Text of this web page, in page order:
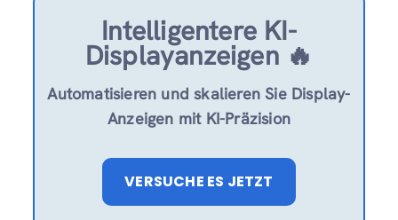
Intelligentere KI-
Displayanzeigen 🔥
Automatisieren und skalieren Sie Display-
Anzeigen mit KI-Präzision
VERSUCHE ES JETZT